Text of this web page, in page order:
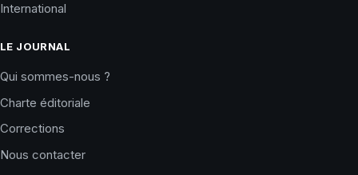
International
LE JOURNAL
Qui sommes-nous ?
Charte éditoriale
Corrections
Nous contacter